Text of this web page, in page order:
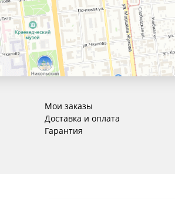
Мои заказы
Доставка и оплата
Гарантия